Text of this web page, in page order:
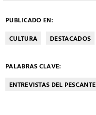
PUBLICADO EN:
CULTURA
DESTACADOS
PALABRAS CLAVE:
ENTREVISTAS DEL PESCANTE